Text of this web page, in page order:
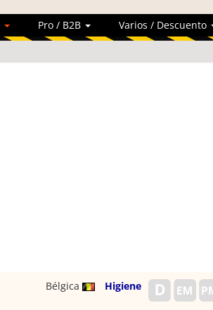
Pro / B2B Varios / Descuento
Bélgica Higiene